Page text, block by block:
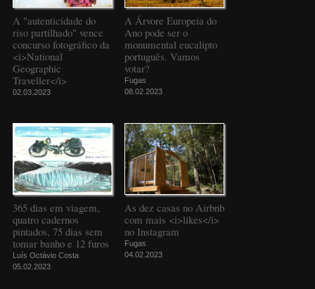
A "autenticidade do
riso partilhado" vence
concurso fotográfico da
<i>National
Geographic
Traveller</i>
02.03.2023
A Árvore Europeia do
Ano pode ser o
monumental eucalipto
português. Vamos
votar?
Fugas
08.02.2023
365 dias em viagem,
quatro cadernos
pintados, 75 dias sem
tomar banho e 12 furos
Luís Octávio Costa
05.02.2023
As dez casas no Airbnb
com mais <i>likes</i>
no Instagram
Fugas
04.02.2023